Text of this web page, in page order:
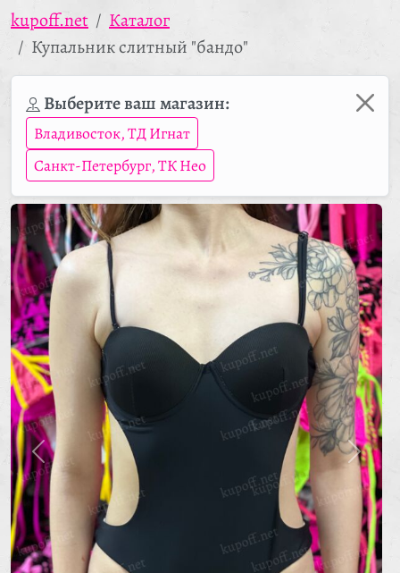
kupoff.net
Каталог
Купальник слитный "бандо"
Выберите ваш магазин:
Владивосток, ТД Игнат
Санкт-Петербург, ТК Нео